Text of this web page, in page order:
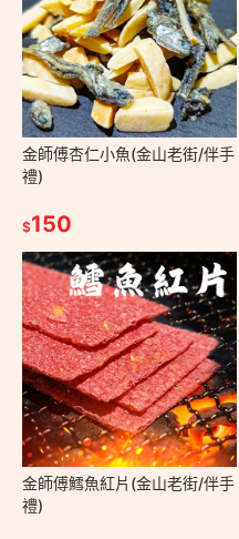
金師傅杏仁小魚(金山老街/伴手
禮)
$150
金師傅鱈魚紅片(金山老街/伴手
禮)